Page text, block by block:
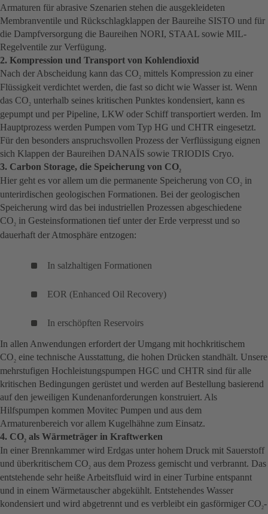
Armaturen für abrasive Szenarien stehen die ausgekleideten
Membranventile und Rückschlagklappen der Baureihe SISTO und für
die Dampfversorgung die Baureihen NORI, STAAL sowie MIL-
Regelventile zur Verfügung.
2. Kompression und Transport von Kohlendioxid
Nach der Abscheidung kann das CO2 mittels Kompression zu einer
Flüssigkeit verdichtet werden, die fast so dicht wie Wasser ist. Wenn
das CO2 unterhalb seines kritischen Punktes kondensiert, kann es
gepumpt und per Pipeline, LKW oder Schiff transportiert werden. Im
Hauptprozess werden Pumpen vom Typ HG und CHTR eingesetzt.
Für den besonders anspruchsvollen Prozess der Verflüssigung eignen
sich Klappen der Baureihen DANAÏS sowie TRIODIS Cryo.
3. Carbon Storage, die Speicherung von CO2
Hier geht es vor allem um die permanente Speicherung von CO2 in
unterirdischen geologischen Formationen. Bei der geologischen
Speicherung wird das bei industriellen Prozessen abgeschiedene
CO2 in Gesteinsformationen tief unter der Erde verpresst und so
dauerhaft der Atmosphäre entzogen:
In salzhaltigen Formationen
EOR (Enhanced Oil Recovery)
In erschöpften Reservoirs
In allen Anwendungen erfordert der Umgang mit hochkritischem
CO2 eine technische Ausstattung, die hohen Drücken standhält. Unsere
mehrstufigen Hochleistungspumpen HGC und CHTR sind für alle
kritischen Bedingungen gerüstet und werden auf Bestellung basierend
auf den jeweiligen Kundenanforderungen konstruiert. Als
Hilfspumpen kommen Movitec Pumpen und aus dem
Armaturenbereich vor allem Kugelhähne zum Einsatz.
4. CO2 als Wärmeträger in Kraftwerken
In einer Brennkammer wird Erdgas unter hohem Druck mit Sauerstoff
und überkritischem CO2 aus dem Prozess gemischt und verbrannt. Das
entstehende sehr heiße Arbeitsfluid wird in einer Turbine entspannt
und in einem Wärmetauscher abgekühlt. Entstehendes Wasser
kondensiert und wird abgetrennt und es verbleibt ein gasförmiger CO2-